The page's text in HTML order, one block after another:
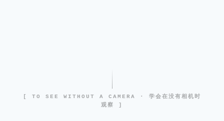
[ TO SEE WITHOUT A CAMERA · 学会在没有相机时
观察 ]